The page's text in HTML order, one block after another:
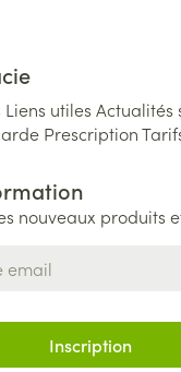
Liens utiles Actualités
Prescription
nouveaux produits
Inscription